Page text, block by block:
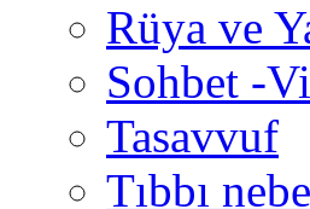
Rüya ve
Sohbet -
Tasavvuf
Tıbbı